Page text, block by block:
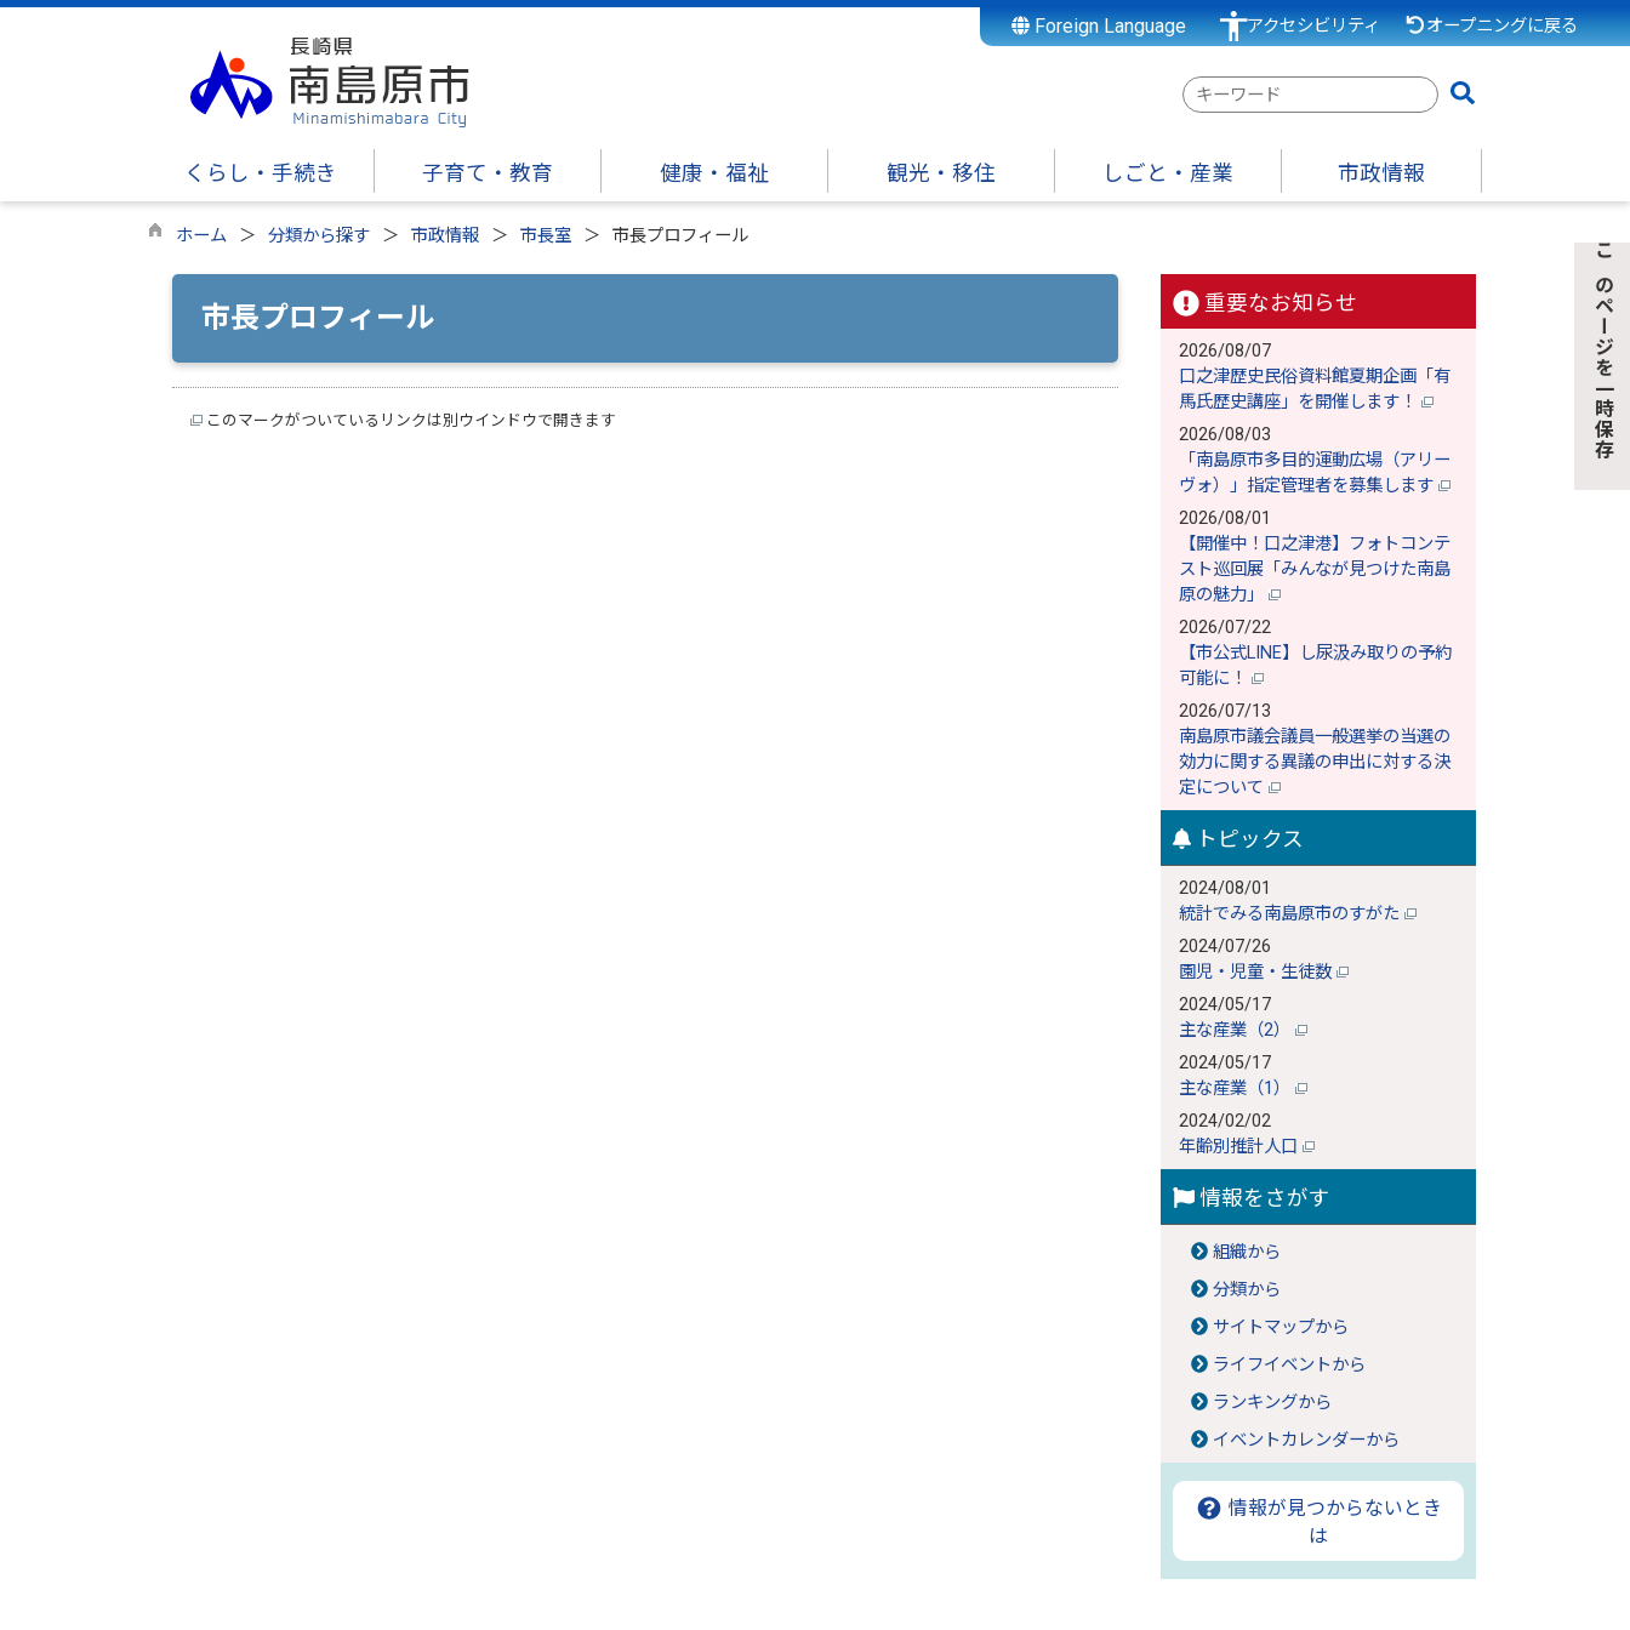
Foreign Language アクセシビリティ オープニングに戻る
検
ー
ワ
くらし・手続き 子育て・教育 健康・福祉 観光・移住 しごと・産業 市政情報
ホーム 分類から探す 市政情報 市長室 市長プロフィール
市長プロフィール
このマークがついているリンクは別ウインドウで開きます
重要なお知らせ
2026/08/07
口之津歴史民俗資料館夏期企画「有
馬氏歴史講座」を開催します！
2026/08/03
「南島原市多目的運動広場（アリー
ヴォ）」指定管理者を募集します
2026/08/01
【開催中！口之津港】フォトコンテ
スト巡回展「みんなが見つけた南島
原の魅力」
2026/07/22
【市公式LINE】し尿汲み取りの予約
可能に！
2026/07/13
南島原市議会議員一般選挙の当選の
効力に関する異議の申出に対する決
定について
トピックス
2024/08/01
統計でみる南島原市のすがた
2024/07/26
園児・児童・生徒数
2024/05/17
主な産業（2）
2024/05/17
主な産業（1）
2024/02/02
年齢別推計人口
情報をさがす
組織から
分類から
サイトマップから
ライフイベントから
ランキングから
イベントカレンダーから
情報が見つからないとき
は
このページを一時保存